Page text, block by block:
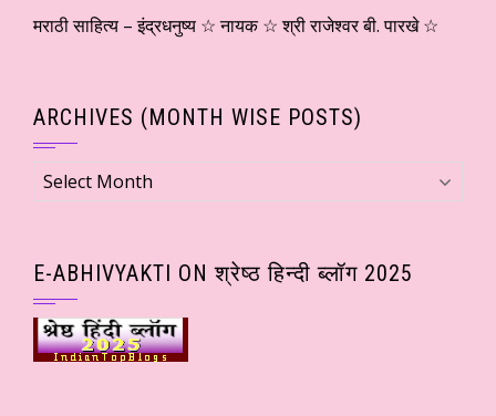
मराठी साहित्य – इंद्रधनुष्य ☆ नायक ☆ श्री राजेश्वर बी. पारखे ☆
ARCHIVES (MONTH WISE POSTS)
Archives
(Month
E-ABHIVYAKTI ON श्रेष्ठ हिन्दी ब्लॉग 2025